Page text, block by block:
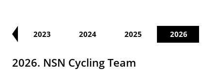
2023 2024 2025 2026
2026. NSN Cycling Team